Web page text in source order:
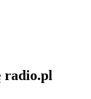
radio.pl